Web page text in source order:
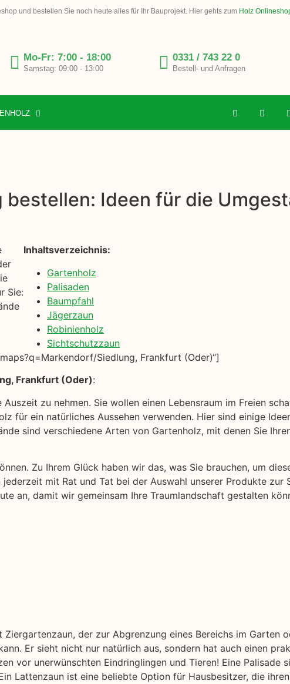
und bestellen Sie noch heute alles für Ihr Bauprojekt. Hier gehts zum Holz
Mo-Fr: 7:00 - 18:00
Samstag: 09:00 - 13:00
0331 / 743 22 0
Bestell- und Anfragen
Ideen für die
Sie:
Inhaltsverzeichnis:
Gartenholz
Palisaden
Baumpfahl
Jägerzaun
Robinienholz
Sichtschutzzaun
Siedlung, Frankfurt (Oder)“]
Frankfurt (Oder):
zu nehmen. Sie wollen einen Lebensraum im Freien
für ein natürliches Aussehen verwenden. Hier sind einige
sind verschiedene Arten von Gartenholz, mit denen Sie
Zu Ihrem Glück haben wir das, was Sie brauchen, um
mit Rat und Tat bei der Auswahl unserer Produkte zur
an, damit wir gemeinsam Ihre Traumlandschaft gestalten
Ziergartenzaun, der zur Abgrenzung eines Bereichs im Garten
Er sieht nicht nur natürlich aus, sondern hat auch einen
vor unerwünschten Eindringlingen und Tieren! Eine Palisade
Lattenzaun ist eine beliebte Option für Hausbesitzer, die